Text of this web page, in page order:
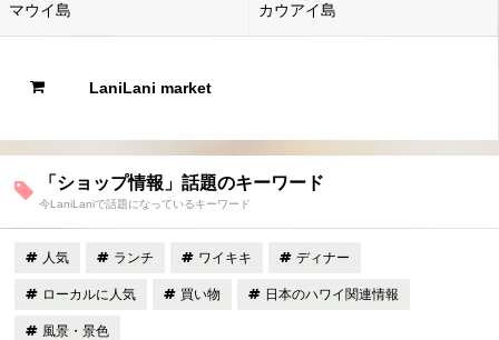
マウイ島 カウアイ島
LaniLani market
「ショップ情報」話題のキーワード
今LaniLaniで話題になっているキーワード
人気 ランチ ワイキキ ディナー
ローカルに人気 買い物 日本のハワイ関連情報
風景・景色